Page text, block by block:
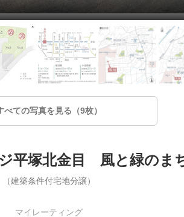
べての写真を見る（9枚）
平塚北金目 風と緑のま
（建築条件付宅地分譲）
マイレーティング